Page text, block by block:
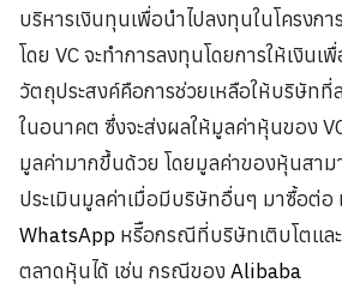
บริหารเงินทุนเพื่อนำไปลงทุนในโครงก
โดย VC จะทำการลงทุนโดยการให้เงิน
วัตถุประสงค์คือการช่วยเหลือให้บริษัท
ในอนาคต ซึ่งจะส่งผลให้มูลค่าหุ้นของ
มูลค่ามากขึ้นด้วย โดยมูลค่าของหุ้นสาม
ประเมินมูลค่าเมื่อมีบริษัทอื่นๆ มาซื้อต่
WhatsApp หรีือกรณีที่บริษัทเติบโตและ
ตลาดหุ้นได้ เช่น กรณีของAlibaba